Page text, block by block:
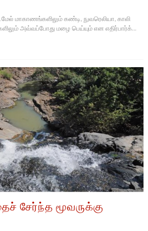
மாகாணங்களிலும் கண்டி, நுவரெலியா, காலி
அவ்வப்போது மழை பெய்யும் என எதிர்பார்க்...
சேர்ந்த மூவருக்கு